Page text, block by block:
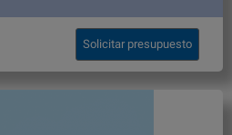
Solicitar presupuesto